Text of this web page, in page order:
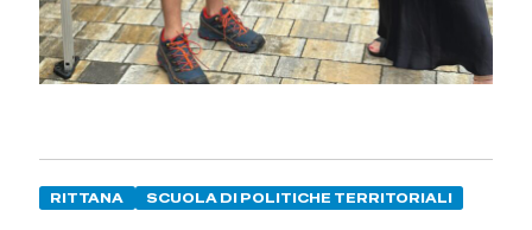
RITTANA SCUOLA DI POLITICHE TERRITORIALI